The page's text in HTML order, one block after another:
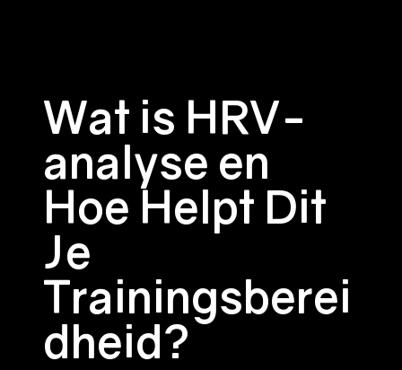
Wat is HRV-
analyse en
Hoe Helpt Dit
Je
Trainingsberei
dheid?